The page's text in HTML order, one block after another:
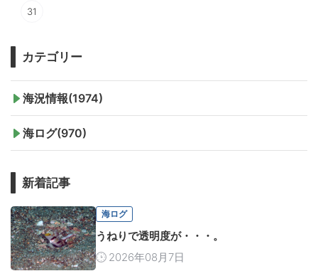
31
カテゴリー
海況情報(1974)
海ログ(970)
新着記事
海ログ
うねりで透明度が・・・。
2026年08月7日